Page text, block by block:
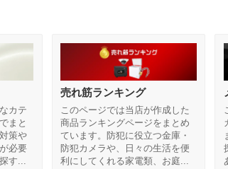
カテ
まと
策や
必要
す...
売れ筋ランキング
このページでは当店が作成した
商品ランキングページをまとめ
ています。防犯に役立つ金庫・
防犯カメラや、日々の生活を便
利にしてくれる家電類、お庭...